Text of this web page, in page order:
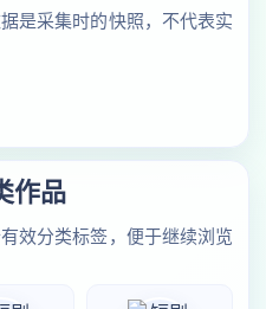
是采集时的快照，不代表实
作品
效分类标签，便于继续浏览